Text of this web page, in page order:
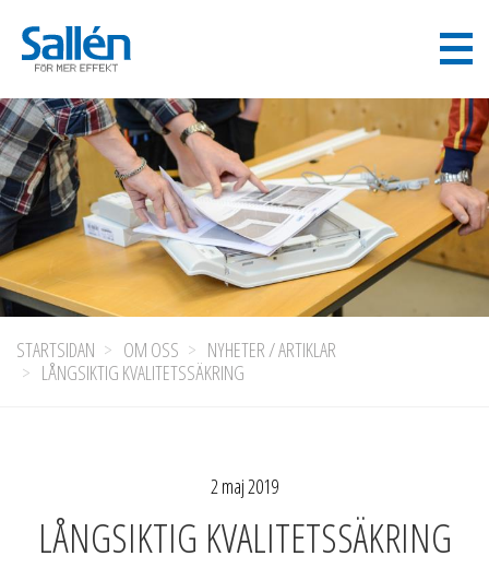
STARTSIDAN OM OSS
NYHETER / ARTIKLAR
LÅNGSIKTIG KVALITETSSÄKRING
2 maj 2019
LÅNGSIKTIG KVALITETSSÄKRING